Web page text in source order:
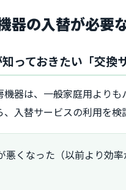
器の入替が必要
っておきたい「交換
器は、一般家庭用より
入替サービスの利用を検
くなった（以前より効率